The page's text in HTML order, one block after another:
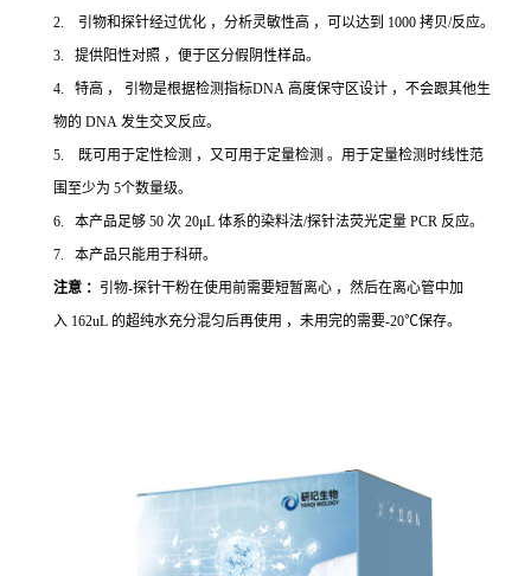
2. 引物和探针经过优化 ，分析灵敏性高 ，可以达到 1000 拷贝/反应。
3. 提供阳性对照 ，便于区分假阴性样品。
4. 特高 ， 引物是根据检测指标DNA 高度保守区设计 ，不会跟其他生
物的 DNA 发生交叉反应。
5. 既可用于定性检测 ，又可用于定量检测 。用于定量检测时线性范
围至少为 5个数量级。
6. 本产品足够 50 次 20μL 体系的染料法/探针法荧光定量 PCR 反应。
7. 本产品只能用于科研。
注意 ： 引物-探针干粉在使用前需要短暂离心 ，然后在离心管中加
入 162uL 的超纯水充分混匀后再使用 ，未用完的需要-20℃保存。